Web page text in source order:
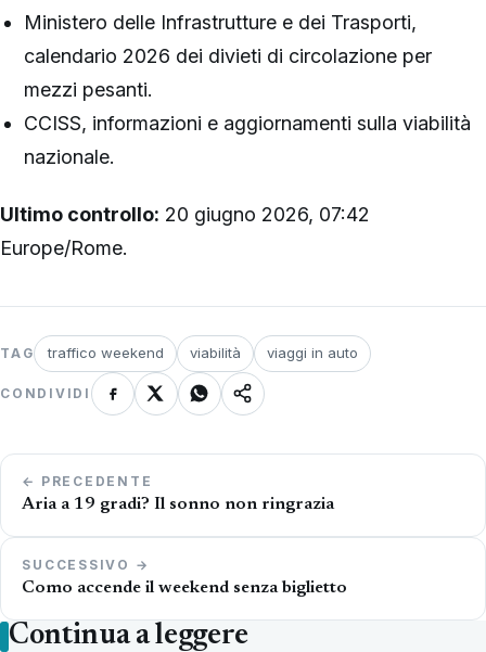
Ministero delle Infrastrutture e dei Trasporti,
calendario 2026 dei divieti di circolazione per
mezzi pesanti.
CCISS, informazioni e aggiornamenti sulla viabilità
nazionale.
Ultimo controllo: 20 giugno 2026, 07:42
Europe/Rome.
TAG traffico weekend viabilità viaggi in auto
CONDIVIDI
Navigazione
articoli
← PRECEDENTE
Aria a 19 gradi? Il sonno non ringrazia
SUCCESSIVO →
Como accende il weekend senza biglietto
Continua a leggere